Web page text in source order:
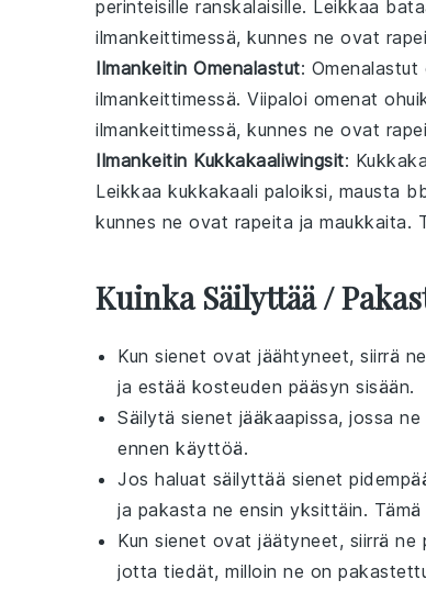
perinteisille ranskalaisille. Leikkaa
ilmankeittimessä, kunnes ne ovat
Ilmankeitin Omenalastut:
ilmankeittimessä. Viipaloi omenat
ilmankeittimessä, kunnes ne ovat
Ilmankeitin Kukkakaaliwingsit:
Leikkaa kukkakaali paloiksi, mausta
kunnes ne ovat rapeita ja maukkaita.
Kuinka Säilyttää /
Kun sienet ovat jäähtyneet, siirrä
ja estää kosteuden pääsyn sisään.
Säilytä sienet jääkaapissa, jossa
ennen käyttöä.
Jos haluat säilyttää sienet
ja pakasta ne ensin yksittäin.
Kun sienet ovat jäätyneet, siirrä ne
jotta tiedät, milloin ne on